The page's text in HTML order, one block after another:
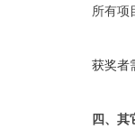
所有项
获奖者
四、其